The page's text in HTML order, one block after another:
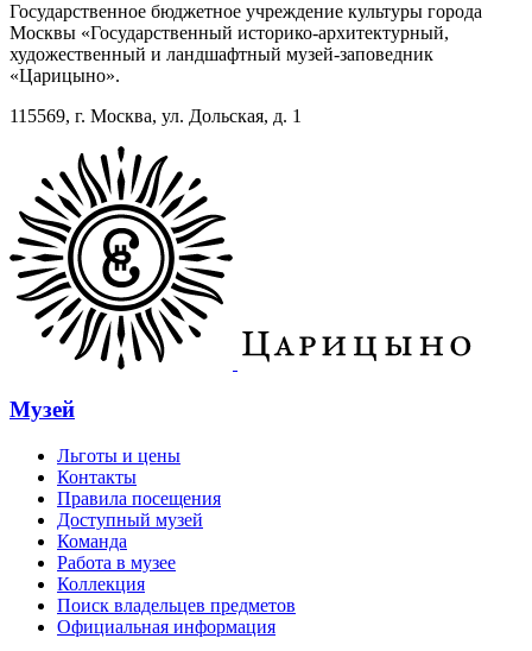
Государственное бюджетное учреждение культуры города
Москвы «Государственный историко-архитектурный,
художественный и ландшафтный музей-заповедник
«Царицыно».
115569, г. Москва, ул. Дольская, д. 1
Музей
Льготы и цены
Контакты
Правила посещения
Доступный музей
Команда
Работа в музее
Коллекция
Поиск владельцев предметов
Официальная информация